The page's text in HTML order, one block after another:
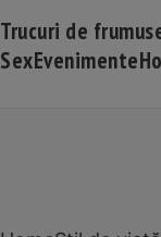
Trucuri de
SexEvenimente